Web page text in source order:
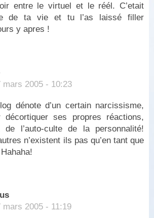
entre le virtuel et le réél. C’etait
de ta vie et tu l’as laissé filler
y apres !
mars 2005 - 10:23
dénote d’un certain narcissisme,
ses propres réactions,
de l’auto-culte de la personnalité!
n’existent ils pas qu’en tant que
mars 2005 - 11:19